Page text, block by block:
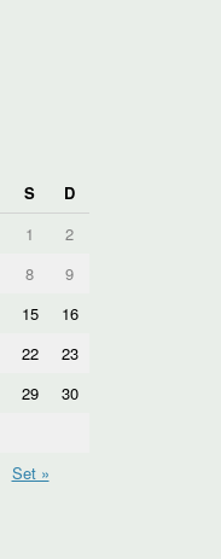
S
D
1
2
8 9
15
16
22
23
29
30
Set »